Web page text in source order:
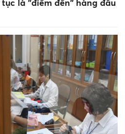
là "điểm đến" hàng đầu